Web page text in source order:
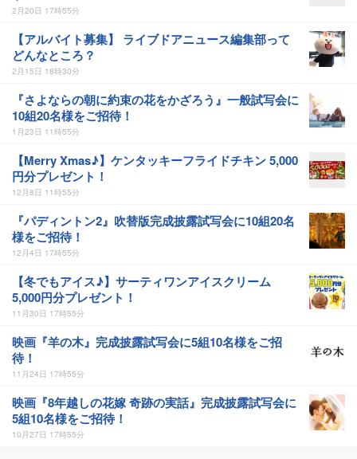
2月20日 17時55分
【アルバイト募集】 ライブドアニュース編集部って
どんなところ？
2月15日 18時30分
『さよならの朝に約束の花をかざろう』一般試写会に
10組20名様をご招待！
1月23日 11時55分
【Merry Xmas♪】ケンタッキーフライドチキン 5,000
円分プレゼント！
12月8日 11時55分
『パディントン2』吹替版完成披露試写会に10組20名
様をご招待！
12月4日 17時55分
【冬でもアイス♪】サーティワンアイスクリーム
5,000円分プレゼント！
11月30日 17時55分
映画『羊の木』完成披露試写会に5組10名様をご招
待！
11月24日 17時55分
映画『8年越しの花嫁 奇跡の実話』完成披露試写会に
5組10名様をご招待！
10月27日 17時55分